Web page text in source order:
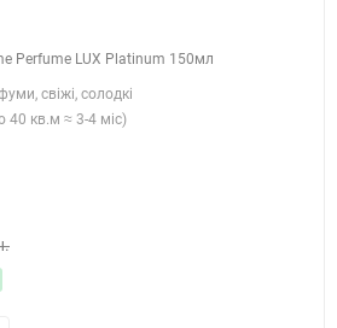
Perfume LUX Platinum 150мл
свіжі, солодкі
40 кв.м ≈ 3-4 міс)